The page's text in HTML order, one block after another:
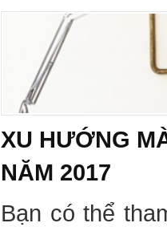
XU HƯỚNG
NĂM 2017
Bạn có thể